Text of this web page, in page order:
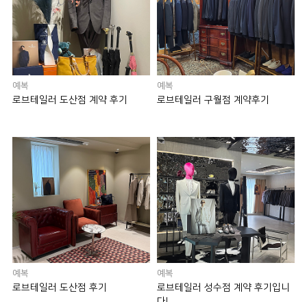
예복
로브테일러 도산점 계약 후기
예복
로브테일러 구월점 계약후기
예복
로브테일러 도산점 후기
예복
로브테일러 성수점 계약 후기입니